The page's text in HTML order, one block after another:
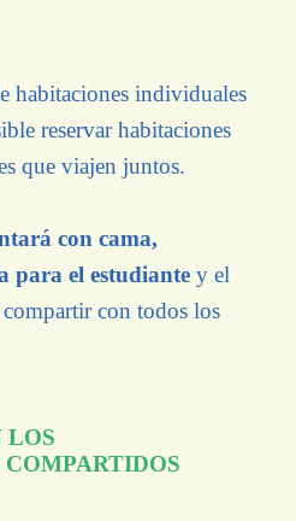
habitaciones individuales
reservar habitaciones
que viajen juntos.
con cama,
para el estudiante y el
compartir con todos los
LOS